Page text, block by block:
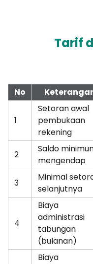
Tarif
No
1
Setoran awal
pembukaan
rekening
2
Saldo
mengendap
3
Minimal
selanjutnya
4
Biaya
administrasi
tabungan
(bulanan)
Biaya